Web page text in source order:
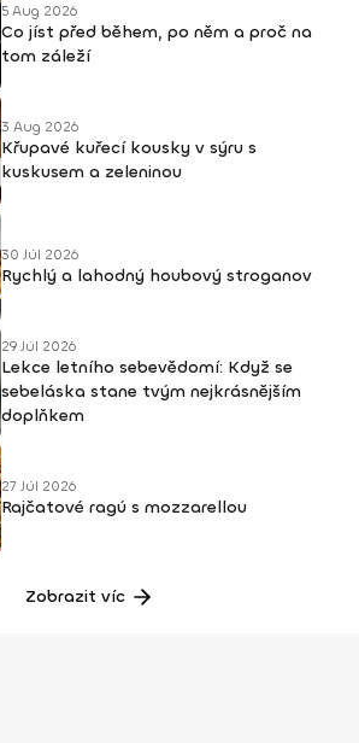
5 Aug 2026
Co jíst před během, po něm a proč na
tom záleží
3 Aug 2026
Křupavé kuřecí kousky v sýru s
kuskusem a zeleninou
30 Júl 2026
Rychlý a lahodný houbový stroganov
29 Júl 2026
Lekce letního sebevědomí: Když se
sebeláska stane tvým nejkrásnějším
doplňkem
27 Júl 2026
Rajčatové ragú s mozzarellou
Zobrazit víc